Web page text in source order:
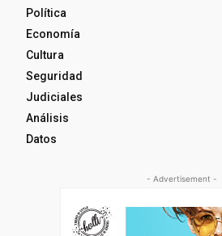
Política
Economía
Cultura
Seguridad
Judiciales
Análisis
Datos
- Advertisement -